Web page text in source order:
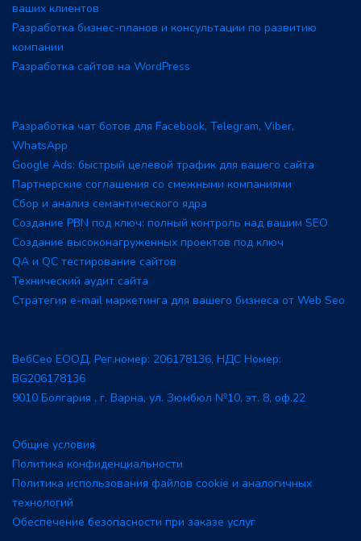
ваших клиентов
Разработка бизнес-планов и консультации по развитию
компании
Разработка сайтов на WordPress
Разработка чат ботов для Facebook, Telegram, Viber,
WhatsApp
Google Ads: быстрый целевой трафик для вашего сайта
Партнерские соглашения со смежными компаниями
Сбор и анализ семантического ядра
Создание PBN под ключ: полный контроль над вашим SEO
Создание высоконагруженных проектов под ключ
QA и QC тестирование сайтов
Технический аудит сайта
Стратегия e-mail маркетинга для вашего бизнеса от Web Seo
ВебСео ЕООД, Рег.номер: 206178136, НДС Номер:
BG206178136
9010 Болгария , г. Варна, ул. Зюмбюл №10, эт. 8, оф.22
Общие условия
Политика конфиденциальности
Политика использования файлов cookie и аналогичных
технологий
Обеспечение безопасности при заказе услуг